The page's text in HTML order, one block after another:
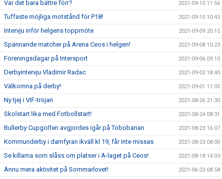
Var det bara bättre förr? 2021-09-10 11:56
Tuffaste möjliga motstånd för P18! 2021-09-10 10:43
Intervju inför helgens toppmöte 2021-09-09 20:15
Spännande matcher på Arena Ceos i helgen! 2021-09-08 10:23
Föreningsdagar på Intersport 2021-09-06 09:10
Derbyintervju Vladimir Radac 2021-09-03 18:40
Välkomna på derby! 2021-09-01 11:05
Ny tjej i VIF-tröjan 2021-08-26 21:30
Skolstart lika med Fotbollstart! 2021-08-24 08:31
Bullerby Cupgolfen avgjordes igår på Tobobanan 2021-08-23 16:07
Kommunderby i damfyran ikväll kl 19, får inte missas 2021-08-23 08:00
Se killarna som slåss om platser i A-laget på Ceos! 2021-08-18 14:03
Ännu mera aktivitet på Sommarlovet! 2021-06-23 08:58